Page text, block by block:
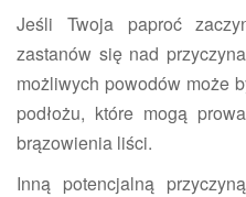
Jeśli Twoja paproć
zastanów się nad
możliwych powodów może
podłożu, które mogą
brązowienia liści.
Inną potencjalną